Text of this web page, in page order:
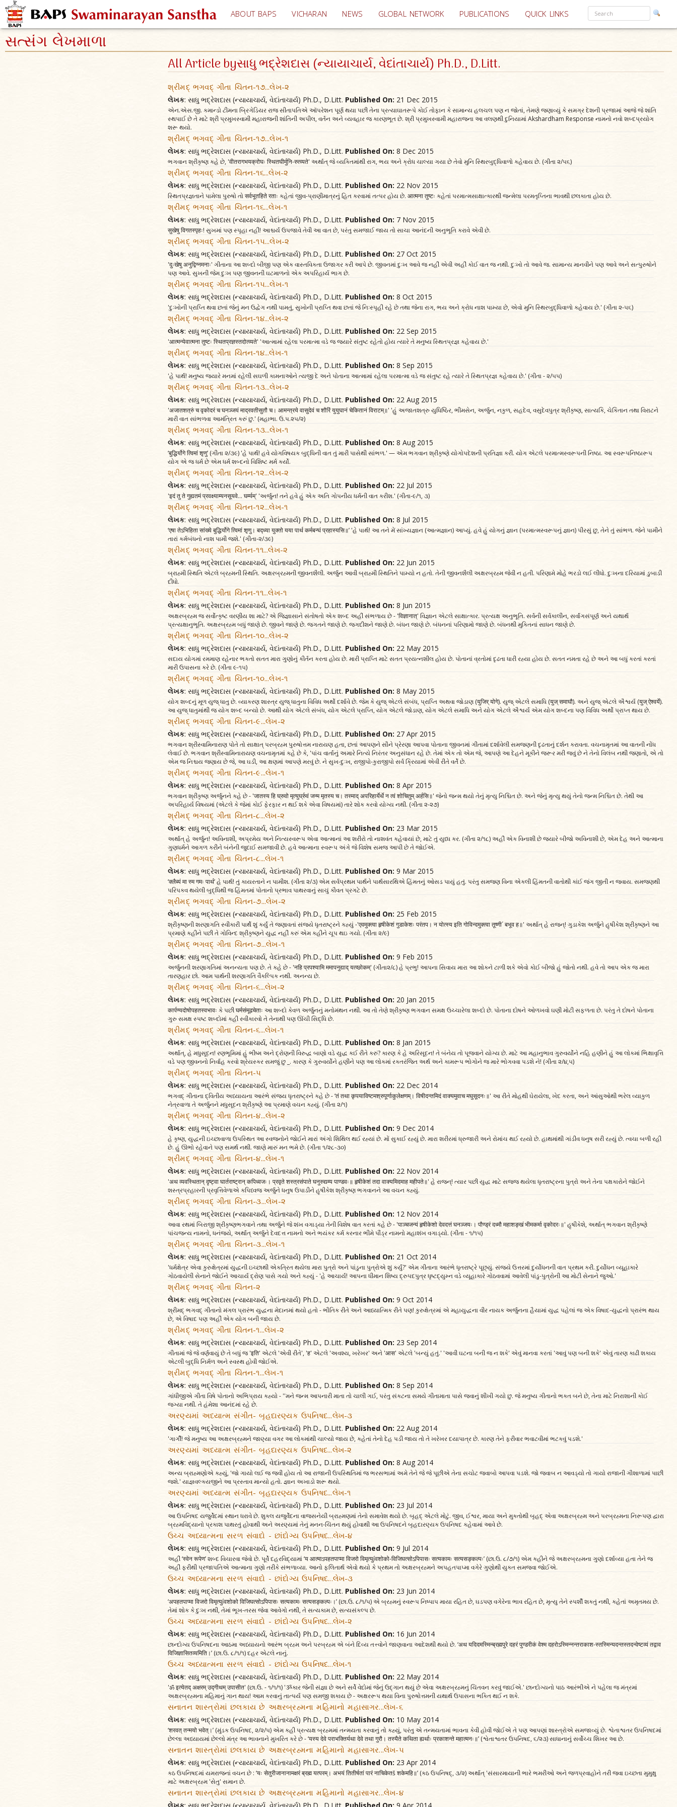
ABOUT BAPS VICHARAN (current)
NEWS GLOBAL NETWORK PUBLICATIONS QUICK LINKS
સત્સંગ લેખમાળા
All Article byસાધુ ભદ્રેશદાસ (ન્યાયાચાર્ય, વેદાંતાચાર્ય) Ph.D., D.Litt.
શ્રીમદ્ ભગવદ્ ગીતા ચિંતન-૧૭...લેખ-૨
લેખક: સાધુ ભદ્રેશદાસ (ન્યાયાચાર્ય, વેદાંતાચાર્ય) Ph.D., D.Litt. Published On: 21 Dec 2015
એન.એસ.જી. કમાન્ડો ટીમના બ્રિગેડિયર રાજ સીતાપતિએ આૅપરેશન પૂર્ણ થયા પછી તેના પ્રત્યાઘાતરૂપે કોઈ તોફાન કે સામાન્ય હલચલ પણ ન જોતાં, તેમણે જણાવ્યું કે સમગ્ર દેશની પ્રજામાં આજે જે શાંતિ
સ્થપાઈ છે તે માટે શ્રી પ્રમુખસ્વામી મહારાજની શાંતિની અપીલ, વર્તન અને વ્યવહાર જ કારણભૂત છે. શ્રી પ્રમુખસ્વામી મહારાજના આ વલણથી દુનિયામાં Akshardham Response નામનો નવો શબ્દપ્રયોગ
શરૂ થયો.
શ્રીમદ્ ભગવદ્ ગીતા ચિંતન-૧૭...લેખ-૧
લેખક: સાધુ ભદ્રેશદાસ (ન્યાયાચાર્ય, વેદાંતાચાર્ય) Ph.D., D.Litt. Published On: 8 Dec 2015
ભગવાન શ્રીકૃષ્ણ કહે છે, 'वीतरागभयक्रोघः स्थितघीर्मुनि-रुत्व्यते' અર્થાત્‌ જે વ્યક્તિમાંથી રાગ, ભય અને ક્રોધ ચાલ્યા ગયા છે તેવો મુનિ સ્થિરબુદ્ધિવાળો કહેવાય છે. (ગીતા ૨/૫૬)
શ્રીમદ્ ભગવદ્ ગીતા ચિંતન-૧૬...લેખ-૨
લેખક: સાધુ ભદ્રેશદાસ (ન્યાયાચાર્ય, વેદાંતાચાર્ય) Ph.D., D.Litt. Published On: 22 Nov 2015
સ્થિતપ્રજ્ઞતાને પામેલા પુરુષો તો सर्वभूतहिते रताः કહેતાં જીવ-પ્રાણીમાત્રનું હિત કરવામાં તત્પર હોય છે. आत्मना तुष्टः કહેતાં પરમાત્મસાક્ષાત્કારથી જન્મેલા પરમતૃપ્તિના ભાવથી છલકાતા હોય છે.
શ્રીમદ્ ભગવદ્ ગીતા ચિંતન-૧૬...લેખ-૧
લેખક: સાધુ ભદ્રેશદાસ (ન્યાયાચાર્ય, વેદાંતાચાર્ય) Ph.D., D.Litt. Published On: 7 Nov 2015
सुखेषु विगतस्पृहः! સુખમાં પણ સ્પૃહા નહીં! આશ્ચર્ય ઉપજાવે તેવી આ વાત છે, પરંતુ સમજાઈ જાય તો સાચા આનંદની અનુભૂતિ કરાવે એવી છે.
શ્રીમદ્ ભગવદ્ ગીતા ચિંતન-૧૫...લેખ-૨
લેખક: સાધુ ભદ્રેશદાસ (ન્યાયાચાર્ય, વેદાંતાચાર્ય) Ph.D., D.Litt. Published On: 27 Oct 2015
'दुःखेषु अनुद्विग्नमनाः' ગીતાના આ શબ્દો બીજી પણ એક વાસ્તવિકતા ઉજાગર કરી આપે છે. જીવનમાં દુઃખ આવે જ નહીં એવી અહીં કોઈ વાત જ નથી. દુઃખો તો આવે જ. સામાન્ય માનવીને પણ આવે અને સત્પુરુષોને
પણ આવે. સુખની જેમ દુઃખ પણ જીવનની ઘટમાળનો એક અપરિહાર્ય ભાગ છે.
શ્રીમદ્ ભગવદ્ ગીતા ચિંતન-૧૫...લેખ-૧
લેખક: સાધુ ભદ્રેશદાસ (ન્યાયાચાર્ય, વેદાંતાચાર્ય) Ph.D., D.Litt. Published On: 8 Oct 2015
'દુઃખોની પ્રાપ્તિ થવા છતાં જેનું મન ઉદ્વેગ નથી પામતું, સુખોની પ્રાપ્તિ થવા છતાં જે નિઃસ્પૃહી રહે છે તથા જેના રાગ, ભય અને ક્રોધ નાશ પામ્યા છે, એવો મુનિ સ્થિરબુદ્ધિવાળો કહેવાય છે.' (ગીતા ૨-૫૬)
શ્રીમદ્ ભગવદ્ ગીતા ચિંતન-૧૪...લેખ-૨
લેખક: સાધુ ભદ્રેશદાસ (ન્યાયાચાર્ય, વેદાંતાચાર્ય) Ph.D., D.Litt. Published On: 22 Sep 2015
'आत्मन्येवात्मना तुष्टः स्थितप्रज्ञस्तदोत्व्यते' 'આત્મામાં રહેલા પરમાત્મા વડે જ જ્યારે સંતુષ્ટ રહેતો હોય ત્યારે તે મનુષ્ય સ્થિતપ્રજ્ઞ કહેવાય છે.'
શ્રીમદ્ ભગવદ્ ગીતા ચિંતન-૧૪...લેખ-૧
લેખક: સાધુ ભદ્રેશદાસ (ન્યાયાચાર્ય, વેદાંતાચાર્ય) Ph.D., D.Litt. Published On: 8 Sep 2015
'હે પાર્થ! મનુષ્ય જ્યારે મનમાં રહેલી સઘળી કામનાઓને ત્યજી દે અને પોતાના આત્મામાં રહેલા પરમાત્મા વડે જ સંતુષ્ટ રહે ત્યારે તે સ્થિતપ્રજ્ઞ કહેવાય છે.' (ગીતા - ૨/૫૫)
શ્રીમદ્ ભગવદ્ ગીતા ચિંતન-૧૩...લેખ-૨
લેખક: સાધુ ભદ્રેશદાસ (ન્યાયાચાર્ય, વેદાંતાચાર્ય) Ph.D., D.Litt. Published On: 22 Aug 2015
'अजातशत्रुं च वृकोदरं च घनञ्जयं माद्रवतीसुतौ च। आमन्त्रये वासुदेवं च शौरिं युयुघानं चेकितानं विराटम्‌॥' 'હું અજાતશત્રુ યુધિષ્ઠિર, ભીમસેન, અર્જુન, નકુળ, સહદેવ, વસુદેવપુત્ર શ્રીકૃષ્ણ, સાત્યકિ, ચેકિતાન તથા વિરાટને
મારી વાત સાંભળવા આમંત્રિત કરું છુ.' (મહાભા. ઉ.પ.૨૫/૨)
શ્રીમદ્ ભગવદ્ ગીતા ચિંતન-૧૩...લેખ-૧
લેખક: સાધુ ભદ્રેશદાસ (ન્યાયાચાર્ય, વેદાંતાચાર્ય) Ph.D., D.Litt. Published On: 8 Aug 2015
‘बुद्धिर्योगे त्विमां शृणु’ (ગીતા ૨/૩૯) 'હે પાર્થ! હવે યોગવિષયક બુદ્ધિની વાત તું મારી પાસેથી સાંભળ.' — એમ ભગવાન શ્રીકૃષ્ણે યોગોપદેશની પ્રતિજ્ઞા કરી. યોગ એટલે પરમાત્મસ્વરૂપની નિષ્ઠા. આ સ્વરૂપનિષ્ઠારૂપ
યોગ એ જ ધર્મ છે એમ ધર્મ શબ્દનો વિશિષ્ટ મર્મ કર્યો.
શ્રીમદ્ ભગવદ્ ગીતા ચિંતન-૧૨...લેખ-૨
લેખક: સાધુ ભદ્રેશદાસ (ન્યાયાચાર્ય, વેદાંતાચાર્ય) Ph.D., D.Litt. Published On: 22 Jul 2015
'इदं तु ते गुह्यतमं प्रवक्ष्याम्यनसूयवे... घर्म्यम्‌' 'અર્જુન! તને હવે હું એક અતિ ગોપનીય ધર્મની વાત કરીશ.' (ગીતા-૯/૧, ૩)
શ્રીમદ્ ભગવદ્ ગીતા ચિંતન-૧૨...લેખ-૧
લેખક: સાધુ ભદ્રેશદાસ (ન્યાયાચાર્ય, વેદાંતાચાર્ય) Ph.D., D.Litt. Published On: 8 Jul 2015
‘एषा तेऽभिहिता सांख्ये बुद्धिर्योगे त्विमां शृणु। बद्ध्या युक्तो यया पार्थ कर्मबन्घं प्रहास्यसि॥’ 'હે પાર્થ! આ તને મેં સાંખ્યજ્ઞાન (આત્મજ્ઞાન) આપ્યું. હવે હું યોગનું જ્ઞાન (પરમાત્મસ્વરૂપનું જ્ઞાન) પીરસું છુ, તેને તું સાંભળ. જેને પામીને
તારાં કર્મબંધનો નાશ પામી જશે.' (ગીતા-૨/૩૯)
શ્રીમદ્ ભગવદ્ ગીતા ચિંતન-૧૧...લેખ-૨
લેખક: સાધુ ભદ્રેશદાસ (ન્યાયાચાર્ય, વેદાંતાચાર્ય) Ph.D., D.Litt. Published On: 22 Jun 2015
બ્રાહ્મી સ્થિતિ એટલે બ્રહ્મની સ્થિતિ. અક્ષરબ્રહ્મની જીવનશૈલી. અર્જુન આવી બ્રાહ્મી સ્થિતિને પામ્યો ન હતો. તેની જીવનશૈલી અક્ષરબ્રહ્મ જેવી ન હતી. પરિણામે મોહે ભરડો લઈ લીધો. દુઃખના દરિયામાં ડુબાડી
દીધો.
શ્રીમદ્ ભગવદ્ ગીતા ચિંતન-૧૧...લેખ-૧
લેખક: સાધુ ભદ્રેશદાસ (ન્યાયાચાર્ય, વેદાંતાચાર્ય) Ph.D., D.Litt. Published On: 8 Jun 2015
અક્ષરબ્રહ્મ જ સર્વોત્કૃષ્ટ વરણીય શા માટે? એ જિજ્ઞાસાને સંતોષતો એક શબ્દ અહીં સંભળાય છે - 'विज्ञानात्‌' વિજ્ઞાન એટલે સાક્ષાત્કાર. પ્રત્યક્ષ અનુભૂતિ. સર્વની સર્વકાલીન, સર્વાંગસંપૂર્ણ અને યથાર્થ
પ્રત્યક્ષાનુભૂતિ. અક્ષરબ્રહ્મ બધું જાણે છે. જીવને જાણે છે. જગતને જાણે છે. જગદીશને જાણે છે. બંધન જાણે છે. બંધનનાં પરિણામો જાણે છે. બંધનથી મુક્તિનાં સાધન જાણે છે.
શ્રીમદ્ ભગવદ્ ગીતા ચિંતન-૧૦...લેખ-૨
લેખક: સાધુ ભદ્રેશદાસ (ન્યાયાચાર્ય, વેદાંતાચાર્ય) Ph.D., D.Litt. Published On: 22 May 2015
સદાય યોગમાં રમમાણ રહેનાર ભક્તો સતત મારા ગુણોનું કીર્તન કરતા હોય છે. મારી પ્રાપ્તિ માટે સતત પ્રયત્નશીલ હોય છે. પોતાનાં વ્રતોમાં દૃઢતા ધારી રહ્યા હોય છે. સતત નમતા રહે છે અને આ બધું કરતાં કરતાં
મારી ઉપાસના કરે છે. (ગીતા ૯-૧૫)
શ્રીમદ્ ભગવદ્ ગીતા ચિંતન-૧૦...લેખ-૧
લેખક: સાધુ ભદ્રેશદાસ (ન્યાયાચાર્ય, વેદાંતાચાર્ય) Ph.D., D.Litt. Published On: 8 May 2015
યોગ શબ્દનું મૂળ યુજ્‌ ધાતુ છે. વ્યાકરણ શાસ્ત્ર યુજ્‌ ધાતુના વિવિધ અર્થો દર્શાવે છે. જેમ કે યુજ્‌ એટલે સંબંધ, પ્રાપ્તિ અથવા જોડાણ (युजिर्‌ योगे). યુજ્‌ એટલે સમાધિ (युज्‌ समाघौ). અને યુજ્‌ એટલે ઐશ્વર્ય (युज्‌ ऐश्वर्ये).
આ યુજ્‌ ધાતુમાંથી જ યોગ શબ્દ બન્યો છે. આથી યોગ એટલે સંબંધ, યોગ એટલે પ્રાપ્તિ, યોગ એટલે જોડાણ, યોગ એટલે સમાધિ અને યોગ એટલે ઐશ્વર્ય એમ યોગ શબ્દના પણ વિવિધ અર્થો પ્રાપ્ત થાય છે.
શ્રીમદ્ ભગવદ્ ગીતા ચિંતન-૯...લેખ-૨
લેખક: સાધુ ભદ્રેશદાસ (ન્યાયાચાર્ય, વેદાંતાચાર્ય) Ph.D., D.Litt. Published On: 27 Apr 2015
ભગવાન શ્રીસ્વામિનારાણ પોતે તો સાક્ષાત્‌ પરબ્રહ્મ પુરુષોત્તમ નારાયણ હતા, છતાં આપણને સૌને પ્રેરણા આપવા પોતાના જીવનમાં ગીતામાં દર્શાવેલી સમજણની દૃઢતાનું દર્શન કરાવતા. વચનામૃતમાં આ વાતની નોંધ
લેવાઈ છે. ભગવાન શ્રીસ્વામિનારાયણ વચનામૃતમાં કહે છે કે, 'પાંચ વાર્તાનું અમારે નિત્યે નિરંતર અનુસંધાન રહે છે. તેમાં એક તો એમ જે, આપણે આ દેહને મૂકીને જરૂર મરી જવું છે ને તેનો વિલંબ નથી જણાતો, એ તો
એમ જ નિશ્ચય જણાય છે જે, આ ઘડી, આ ક્ષણમાં આપણે મરવું છે. ને સુખ-દુઃખ, રાજીપો-કુરાજીપો સર્વ ક્રિયામાં એવી રીતે વર્તે છે.
શ્રીમદ્ ભગવદ્ ગીતા ચિંતન-૯...લેખ-૧
લેખક: સાધુ ભદ્રેશદાસ (ન્યાયાચાર્ય, વેદાંતાચાર્ય) Ph.D., D.Litt. Published On: 8 Apr 2015
ભગવાન શ્રીકૃષ્ણ અર્જુનને કહે છે - 'जातस्य हि घ्रुवो मृत्युर्घ्रुवं जन्म मृतस्य च। तस्माद्‌ अपरिहार्येर्थे न त्वं शोचितुम्‌ अर्हसि॥' જેનો જન્મ થયો તેનું મૃત્યુ નિશ્ચિત છે. અને જેનું મૃત્યુ થયું તેનો જન્મ નિશ્ચિત છે. તેથી આ
અપરિહાર્ય વિષયમાં (એટલે કે જેમાં કોઈ ફેરફાર ન થઈ શકે એવા વિષયમાં) તારે શોક કરવો યોગ્ય નથી. (ગીતા ૨-૨૭)
શ્રીમદ્ ભગવદ્ ગીતા ચિંતન-૮...લેખ-૨
લેખક: સાધુ ભદ્રેશદાસ (ન્યાયાચાર્ય, વેદાંતાચાર્ય) Ph.D., D.Litt. Published On: 23 Mar 2015
અર્થાત્‌ હે અર્જુન! અવિનાશી, અપ્રમેય અને નિત્યસ્વરૂપ એવા આત્માનાં આ શરીરો તો નાશવંત કહેવાયાં છે, માટે તું યુધ્ધ કર. (ગીતા ૨/૧૮) અહીં એક વિનાશી છે જ્યારે બીજો અવિનાશી છે, એમ દેહ અને આત્માના
ગુણધર્મને આગળ કરીને બંનેની જુદાઈ સમજાવી છે. હવે આત્માના સ્વરૂપ અંગે જે વિશેષ સમજ આપી છે તે જોઈએ.
શ્રીમદ્ ભગવદ્ ગીતા ચિંતન-૮...લેખ-૧
લેખક: સાધુ ભદ્રેશદાસ (ન્યાયાચાર્ય, વેદાંતાચાર્ય) Ph.D., D.Litt. Published On: 9 Mar 2015
‘क्लैब्यं मा स्म गमः पार्थ’ હે પાર્થ! તું કાયરતાને ન પામીશ. (ગીતા ૨/૩) એમ સર્વપ્રથમ પાર્થને પાર્થસારથિએ હિંમતનું ઓસડ પાયું હતું. પરંતુ સમજણ વિના એકલી હિંમતની વાતોથી કાંઈ જંગ જીતી ન જવાય. સમજણથી
પરિપક્વ થયેલી બુદ્ધિથી જ હિંમતમાં પોતાનો પ્રભાવ પાથરવાનું સાચું કૌવત પ્રગટે છે.
શ્રીમદ્ ભગવદ્ ગીતા ચિંતન-૭...લેખ-૨
લેખક: સાધુ ભદ્રેશદાસ (ન્યાયાચાર્ય, વેદાંતાચાર્ય) Ph.D., D.Litt. Published On: 25 Feb 2015
શ્રીકૃષ્ણની શરણાગતિ સ્વીકારી પાર્થે શું કર્યું તે જણાવતાં સંજયે ધૃતરાષ્ટ્રને કહ્યું -'एवमुक्त्वा हृषीकेशं गुडाकेशः परंतप। न योत्स्य इति गोविन्दमुक्त्वा तूष्णी´ बभूव ह॥' અર્થાત્‌ હે રાજન્‌! ગુડાકેશ અર્જુને હૃષીકેશ શ્રીકૃષ્ણને આ
પ્રમાણે કહીને પછી તે ગોવિન્દ શ્રીકૃષ્ણને યુદ્ધ નહીં કરું એમ કહીને ચૂપ થઇ ગયો. (ગીતા ૨/૯)
શ્રીમદ્ ભગવદ્ ગીતા ચિંતન-૭...લેખ-૧
લેખક: સાધુ ભદ્રેશદાસ (ન્યાયાચાર્ય, વેદાંતાચાર્ય) Ph.D., D.Litt. Published On: 9 Feb 2015
અર્જુનની શરણાગતિમાં અનન્યતા પણ છે. તે કહે છે - 'नहि प्रपश्यामि ममापनुद्याद् यत्व्छोकम्' (ગીતા૨/૮) હે પ્રભુ! આપના સિવાય મારા આ શોકને ટાળી શકે એવો કોઈ બીજો હું જોતો નથી. હવે તો આપ એક જ મારા
તારણહાર છો. આમ પાર્થની શરણાગતિ વૈકલ્પિક નથી. અનન્ય છે.
શ્રીમદ્ ભગવદ્ ગીતા ચિંતન-૬...લેખ-૨
લેખક: સાધુ ભદ્રેશદાસ (ન્યાયાચાર્ય, વેદાંતાચાર્ય) Ph.D., D.Litt. Published On: 20 Jan 2015
कार्पण्यदोषोपहतस्वभावः કે પછી घर्मसंमूढचेताः આ શબ્દો કેવળ અર્જુનનું મનોમંથન નથી. આ તો તેણે શ્રીકૃષ્ણ ભગવાન સમક્ષ ઉચ્ચારેલા શબ્દો છે. પોતાના દોષને ઓળખવો ઘણી મોટી સફળતા છે. પરંતુ તે દોષને પોતાના
ગુરુ સમક્ષ સ્પષ્ટ શબ્દોમાં કહી સ્વીકારવો તે તેનાથી પણ ઊંચી સિદ્ધિ છે.
શ્રીમદ્ ભગવદ્ ગીતા ચિંતન-૬...લેખ-૧
લેખક: સાધુ ભદ્રેશદાસ (ન્યાયાચાર્ય, વેદાંતાચાર્ય) Ph.D., D.Litt. Published On: 8 Jan 2015
અર્થાત્, હે મધુસૂદન! રણભૂમિમાં હું ભીષ્મ અને દ્રોણની વિરુદ્ધ બાણો વડે યુદ્ધ કઈ રીતે કરું? કારણ કે હે અરિસૂદન! તે બંનેય તો પૂજવાને યોગ્ય છે. માટે આ મહાનુભાવ ગુરુવર્યોને નહિ હણીને હું આ લોકમાં ભિક્ષાવૃત્તિ
વડે પણ જીવનનો નિર્વાહ કરવો શ્રેયસ્કર સમજું છુ _. કારણ કે ગુરુવર્યોને હણીને પણ આ લોકમાં રક્તરંજિત અર્થ અને કામરૂપ ભોગોને જ મારે ભોગવવા પડશે ને! (ગીતા ૨/૪,૫)
શ્રીમદ્ ભગવદ્ ગીતા ચિંતન-૫
લેખક: સાધુ ભદ્રેશદાસ (ન્યાયાચાર્ય, વેદાંતાચાર્ય) Ph.D., D.Litt. Published On: 22 Dec 2014
ભગવદ્ ગીતાના દ્વિતીય અધ્યાયના આરંભે સંજય ધૃતરાષ્ટ્રને કહે છે - ‘तं तथा कृपयाविष्टमश्रुपूर्णाकुलेक्षणम्। विषीदन्तमिदं वाक्यमुवाच मघुसूदनः॥' આ રીતે મોહથી ઘેરાયેલા, ખેદ કરતા, અને આંસુઓથી ભરેલ વ્યાકુળ
નેત્રવાળા તે અર્જુનને મધુસૂદન શ્રીકૃષ્ણે આ પ્રમાણે વચન કહ્યું. (ગીતા ૨/૧)
શ્રીમદ્ ભગવદ્ ગીતા ચિંતન-૪...લેખ-૨
લેખક: સાધુ ભદ્રેશદાસ (ન્યાયાચાર્ય, વેદાંતાચાર્ય) Ph.D., D.Litt. Published On: 9 Dec 2014
હે કૃષ્ણ, યુદ્ધની ઇચ્છાવાળા ઉપસ્થિત આ સ્વજનોને જોઈને મારાં અંગો શિથિલ થઈ રહ્યાં છે. મોં સુકાઈ રહ્યું છે. મારા શરીરમાં ધ્રુજારી અને રોમાંચ થઈ રહ્યો છે. હાથમાંથી ગાંડીવ ધનુષ સરી રહ્યું છે. ત્વચા બળી રહી
છે. હું ઊભો રહેવાને પણ સમર્થ નથી. જાણે મારું મન ભમે છે. (ગીતા ૧/૨૮-૩૦)
શ્રીમદ્ ભગવદ્ ગીતા ચિંતન-૪...લેખ-૧
લેખક: સાધુ ભદ્રેશદાસ (ન્યાયાચાર્ય, વેદાંતાચાર્ય) Ph.D., D.Litt. Published On: 22 Nov 2014
'अथ व्यवस्थितान् दृष्ट्वा घार्तराष्ट्रान् कपिध्वजः। प्रवृते शस्त्रसंपाते घनुरुद्यम्य पाण्डवः॥ हृषीकेशं तदा वाक्यमिदमाह महीपते॥' હે રાજન્! ત્યાર પછી યુદ્ધ માટે સજ્જ થયેલા ધૃતરાષ્ટ્રના પુત્રો અને તેના પક્ષકારોને જોઈને
શસ્ત્રપ્રહારની પ્રવૃત્તિવેળાએ કપિધ્વજ અર્જુને ધનુષ ઉપાડીને હૃષીકેશ શ્રીકૃષ્ણ ભગવાનને આ વચન કહ્યું.
શ્રીમદ્ ભગવદ્ ગીતા ચિંતન-૩...લેખ-૨
લેખક: સાધુ ભદ્રેશદાસ (ન્યાયાચાર્ય, વેદાંતાચાર્ય) Ph.D., D.Litt. Published On: 12 Nov 2014
આવા રથમાં બિરાજી શ્રીકૃષ્ણભગવાને તથા અર્જુને જે શંખ વગાડ્યા તેની વિશેષ વાત કરતાં કહે છે - 'पाञ्चजन्यं हृषीकेशो देवदत्तं घनञ्जयः। पौण्ड्रं दध्मौ महाशङ्खं भीमकर्मा वृकोदरः॥' હૃષીકેશે, અર્થાત્ ભગવાન શ્રીકૃષ્ણે
પાંચજન્ય નામનો, ધનંજયે, અર્થાત્ અર્જુને દેવદત્ત નામનો અને ભયંકર કર્મ કરનાર ભીમે પૌંડ્ર નામનો મહાશંખ વગાડ્યો. (ગીતા - ૧/૧૫)
શ્રીમદ્ ભગવદ્ ગીતા ચિંતન-૩...લેખ-૧
લેખક: સાધુ ભદ્રેશદાસ (ન્યાયાચાર્ય, વેદાંતાચાર્ય) Ph.D., D.Litt. Published On: 21 Oct 2014
'ધર્મક્ષેત્ર એવા કુરુક્ષેત્રમાં યુદ્ધની ઇચ્છાથી એકત્રિત થયેલા મારા પુત્રો અને પાંડુના પુત્રોએ શું કર્યું?' એમ ગીતાના આરંભે ધૃતરાષ્ટ્રે પૂછ્યું. સંજયે ઉત્તરમાં દુર્યોધનની વાત પ્રથમ કરી. દુર્યોધન વ્યૂહાકારે
ગોઠવાયેલી સેનાને જોઈને આચાર્ય દ્રોણ પાસે ગયો અને કહ્યું - 'હે આચાર્ય! આપના ધીમાન શિષ્ય દ્રુપદપુત્ર ધૃષ્ટદ્યુમ્ન વડે વ્યૂહાકારે ગોઠવવામાં આવેલી પાંડુ-પુત્રોની આ મોટી સેનાને જુઓ.'
શ્રીમદ્ ભગવદ્ ગીતા ચિંતન-૨
લેખક: સાધુ ભદ્રેશદાસ (ન્યાયાચાર્ય, વેદાંતાચાર્ય) Ph.D., D.Litt. Published On: 9 Oct 2014
શ્રીમદ્ ભગવદ્ ગીતાનો મંગલ પ્રારંભ યુદ્ધના મેદાનમાં થયો હતો - ભૌતિક રીતે અને આધ્યાત્મિક રીતે પણ! કુરુક્ષેત્રમાં એ મહાયુદ્ધના વીર નાયક અર્જુનના હૈયામાં યુદ્ધ પહેલાં જ એક વિષાદ-યુદ્ધનો પ્રારંભ થાય
છે, એ વિષાદ પણ અહીં એક યોગ બની જાય છે.
શ્રીમદ્ ભગવદ્ ગીતા ચિંતન-૧...લેખ-૨
લેખક: સાધુ ભદ્રેશદાસ (ન્યાયાચાર્ય, વેદાંતાચાર્ય) Ph.D., D.Litt. Published On: 23 Sep 2014
ગીતામાં જે જે વર્ણવાયું છે તે બધું જ 'इति' એટલે 'એવી રીતે', 'ह' એટલે 'અવશ્ય, ખરેખર' અને 'आस' એટલે 'બન્યું હતું.' 'આવી ઘટના બની જ ન શકે' એવું માનવા કરતાં 'આવું પણ બની શકે' એવું તારણ કાઢી શકાય
એટલી બુદ્ધિ નિર્મળ અને સ્વસ્થ હોવી જોઈએ.
શ્રીમદ્ ભગવદ્ ગીતા ચિંતન-૧...લેખ-૧
લેખક: સાધુ ભદ્રેશદાસ (ન્યાયાચાર્ય, વેદાંતાચાર્ય) Ph.D., D.Litt. Published On: 8 Sep 2014
ગાંધીજીએ ગીતા વિષે પોતાનો અભિપ્રાય કહ્યો - ''મને જન્મ આપનારી માતા તો ચાલી ગઈ, પરંતુ સંકટના સમયે ગીતામાતા પાસે જવાનું શીખી ગયો છુ. જે મનુષ્ય ગીતાનો ભક્ત બને છે, તેના માટે નિરાશાની કોઈ
જગ્યા નથી. તે હંમેશા આનંદમાં રહે છે.
અરણ્યમાં અધ્યાત્મ સંગીત- બૃહદારણ્યક ઉપનિષદ...લેખ-૩
લેખક: સાધુ ભદ્રેશદાસ (ન્યાયાચાર્ય, વેદાંતાચાર્ય) Ph.D., D.Litt. Published On: 22 Aug 2014
'ગાર્ગી! જે મનુષ્ય આ અક્ષરબ્રહ્મને જાણ્યા વગર આ લોકમાંથી ચાલ્યો જાય છે, કહેતાં તેનો દેહ પડી જાય તો તે ખરેખર દયાપાત્ર છે. કારણ તેને ફરીવાર ભવાટવીમાં ભટકવું પડશે.'
અરણ્યમાં અધ્યાત્મ સંગીત- બૃહદારણ્યક ઉપનિષદ...લેખ-૨
લેખક: સાધુ ભદ્રેશદાસ (ન્યાયાચાર્ય, વેદાંતાચાર્ય) Ph.D., D.Litt. Published On: 8 Aug 2014
અન્ય બ્રાહ્મણોએ કહ્યું, 'જો ગાયો લઈ જ જવી હોય તો આ રાજાની ઉપસ્થિતિમાં જ ભરસભામાં અમે તેને જે જે પૂછીએ તેના સચોટ જવાબો આપવા પડશે. જો જવાબ ન આવડ્યો તો ગાયો રાજાની ગૌશાળામાં પાછી
જશે.' યાજ્ઞવલ્ક્યજીને આ પ્રસ્તાવ માન્યો હતો. જ્ઞાન અખાડો શરૂ થયો.
અરણ્યમાં અધ્યાત્મ સંગીત- બૃહદારણ્યક ઉપનિષદ...લેખ-૧
લેખક: સાધુ ભદ્રેશદાસ (ન્યાયાચાર્ય, વેદાંતાચાર્ય) Ph.D., D.Litt. Published On: 23 Jul 2014
આ ઉપનિષદ યજુર્વેદમાં સ્થાન ધરાવે છે. શુક્લ યજુર્વેદના વાજસનેયી બ્રાહ્મણમાં તેનો સમાવેશ થયો છે. બૃહદ્ એટલે મોટું. જીવ, ઈશ્વર, માયા અને મુક્તોથી બૃહદ્ એવા અક્ષરબ્રહ્મ અને પરબ્રહ્મના નિરૂપણ દ્વારા
બ્રહ્મવિદ્યાનો પ્રકાશ પાથરતું હોવાથી અને અરણ્યમાં તેનું મનન-ચિંતન થયું હોવાથી આ ઉપનિષદને બૃહદારણ્યક ઉપનિષદ કહેવામાં આવે છે.
ઉચ્ચ અધ્યાત્મના સરળ સંવાદો - છાંદોગ્ય ઉપનિષદ...લેખ-૪
લેખક: સાધુ ભદ્રેશદાસ (ન્યાયાચાર્ય, વેદાંતાચાર્ય) Ph.D., D.Litt. Published On: 9 Jul 2014
અહીં ‘स्वेन रूपेण’ શબ્દ વિચારવા જેવો છે. પૂર્વે દહરવિદ્યામાં ‘य आत्माऽपहतपाप्मा विजरो विमृत्युíवशोको-विजिघत्सोऽपिपासः सत्यकामः सत्यसङ्कल्पः’ (છા.ઉ. ૮/૭/૧) એમ કહીને જે અક્ષરબ્રહ્મના ગુણો દર્શાવ્યા હતા તેને જ
અહીં ફરીથી પ્રજાપતિએ આત્માના ગુણો તરીકે સંભળાવ્યા. આનો ફલિતાર્થ એવો થયો કે પ્રથમ તો અક્ષરબ્રહ્મને અપહતપાપ્મા વગેરે ગુણોથી યુક્ત સમજવા જોઈએ.
ઉચ્ચ અધ્યાત્મના સરળ સંવાદો - છાંદોગ્ય ઉપનિષદ...લેખ-૩
લેખક: સાધુ ભદ્રેશદાસ (ન્યાયાચાર્ય, વેદાંતાચાર્ય) Ph.D., D.Litt. Published On: 23 Jun 2014
‘अपहतपाप्मा विजरो विमृत्युíवशोको विजिघत्सोऽपिपासः सत्यकामः सत्यसङ्कल्पः।’ (છા.ઉ. ૮/૧/૫) એ બ્રહ્મનું સ્વરૂપ નિષ્પાપ માયા રહિત છે, ઘડપણ વગેરેના ભાવ રહિત છે, મૃત્યુ તેને સ્પર્શી શકતું નથી, કહેતાં અમૃતમય છે.
તેમાં શોક કે દુઃખ નથી, તેમાં ભૂખ-તરસ જેવા આવેગો નથી, તે સત્યકામ છે, સત્યસંકલ્પ છે.
ઉચ્ચ અધ્યાત્મના સરળ સંવાદો - છાંદોગ્ય ઉપનિષદ...લેખ-૨
લેખક: સાધુ ભદ્રેશદાસ (ન્યાયાચાર્ય, વેદાંતાચાર્ય) Ph.D., D.Litt. Published On: 16 Jun 2014
છાન્દોગ્ય ઉપનિષદના આઠમા અધ્યાયનો આરંભ બ્રહ્મ અને પરબ્રહ્મ એ બંને દિવ્ય તત્ત્વોને જાણવાના આદેશથી થયો છે. ‘अथ यदिदमस्मिन्ब्रह्मपुरे दहरं पुण्डरीकं वेश्म दहरोऽस्मिन्नन्तराकाश-स्तस्मिन्यदन्तस्तदन्वेष्टव्यं तद्वाव
विजिज्ञासितव्यमिति।’ (છા.ઉ. ૮/૧/૧) દહર એટલે નાનું.
ઉચ્ચ અધ્યાત્મના સરળ સંવાદો - છાંદોગ્ય ઉપનિષદ...લેખ-૧
લેખક: સાધુ ભદ્રેશદાસ (ન્યાયાચાર્ય, વેદાંતાચાર્ય) Ph.D., D.Litt. Published On: 22 May 2014
'ॐ इत्येतद् अक्षरम् उद्गीथम् उपासीत' (છા.ઉ. - ૧/૧/૧) 'ૐકાર જેની સંજ્ઞા છે અને સર્વે વેદોમાં જેનું ઉદ્ગાન થયું છે એવા અક્ષરબ્રહ્મનું ચિંતવન કરવું જાઈએ.' છાન્દોગ્યનો પાઠ આરંભીએ ને પહેલા જ મંત્રમાં
અક્ષરબ્રહ્મના મહિમાનું ગાન થાય! આમ કરવાનું તાત્પર્ય પણ સમજી શકાય છે - અક્ષરરૂપ થયા વિના પુરુષોત્તમની યથાર્થ ઉપાસના ભક્તિ થઈ ન શકે.
સનાતન શાસ્ત્રોમાં છલકાય છે અક્ષરબ્રહ્મના મહિમાનો મહાસાગર...લેખ-૬
લેખક: સાધુ ભદ્રેશદાસ (ન્યાયાચાર્ય, વેદાંતાચાર્ય) Ph.D., D.Litt. Published On: 10 May 2014
‘शरवत् तन्मयो भवेत्।’ (મુંડક ઉપનિષદ, ૨/૨/૫) એમ કહી પ્રત્યક્ષ બ્રહ્મમાં તન્મયતા કરવાનું તો કહ્યું, પરંતુ એ તન્મયતામાં ભાવના કેવી હોવી જોઈએ તે પણ આપણાં શાસ્ત્રોએ સમજાવ્યું છે. શ્વેતાશ્વતર ઉપનિષદમાં
છેલ્લા અધ્યાયમાં છેલ્લો મંત્ર આ ભાવનાને મુખરિત કરે છે - ‘यस्य देवे पराभक्तिर्यथा देवे तथा गुरौ। तस्यैते कथिता ह्यर्थाः प्रकाशन्ते महात्मनः॥’ (શ્વેતાશ્વતર ઉપનિષદ, ૬/૨૩) સાધાનાનું સર્વોચ્ચ શિખર આ છે.
સનાતન શાસ્ત્રોમાં છલકાય છે અક્ષરબ્રહ્મના મહિમાનો મહાસાગર...લેખ-૫
લેખક: સાધુ ભદ્રેશદાસ (ન્યાયાચાર્ય, વેદાંતાચાર્ય) Ph.D., D.Litt. Published On: 23 Apr 2014
કઠ ઉપનિષદમાં યમરાજનાં વચન છે : ‘यः सेतुरीजानानामक्षरं ब्रह्म यत्परम्। अभयं तितीर्षतां पारं नाचिकेतš शकेमहि॥’ (કઠ ઉપનિષદ્, ૩/૨) અર્થાત્ 'સંસારમાયાની ભારે ભમરીઓ અને જળપ્રવાહોને તરી જવા ઇચ્છતા મુમુક્ષુ
માટે અક્ષરબ્રહ્મ 'સેતુ' સમાન છે.
સનાતન શાસ્ત્રોમાં છલકાય છે અક્ષરબ્રહ્મના મહિમાનો મહાસાગર...લેખ-૪